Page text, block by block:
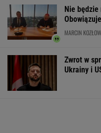
Nie będzie
MARCIN
Zwrot w
Ukrainy i